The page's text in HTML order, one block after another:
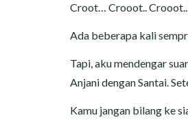
Croot… Crooot..
Ada beberapa kali
Tapi, aku mendengar
Anjani dengan Santai.
Kamu jangan bilang ke